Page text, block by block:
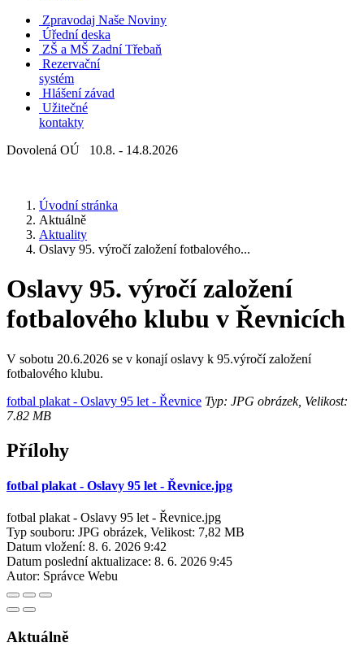
Zpravodaj Naše Noviny
Úřední deska
ZŠ a MŠ Zadní Třebaň
Rezervační
systém
Hlášení závad
Užitečné
kontakty
Dovolená OÚ 10.8. - 14.8.2026
Úvodní stránka
Aktuálně
Aktuality
Oslavy 95. výročí založení fotbalového...
Oslavy 95. výročí založení
fotbalového klubu v Řevnicích
V sobotu 20.6.2026 se v konají oslavy k 95.výročí založení
fotbalového klubu.
fotbal plakat - Oslavy 95 let - Řevnice Typ: JPG obrázek, Velikost:
7.82 MB
Přílohy
fotbal plakat - Oslavy 95 let - Řevnice.jpg
fotbal plakat - Oslavy 95 let - Řevnice.jpg
Typ souboru: JPG obrázek, Velikost: 7,82 MB
Datum vložení: 8. 6. 2026 9:42
Datum poslední aktualizace: 8. 6. 2026 9:45
Autor: Správce Webu
Aktuálně